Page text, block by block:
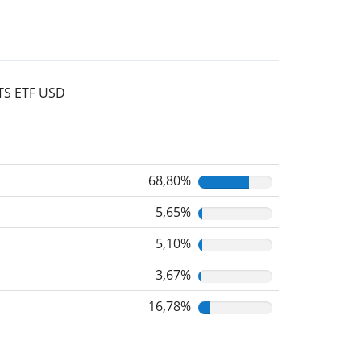
ETF USD
68,80%
5,65%
5,10%
3,67%
16,78%